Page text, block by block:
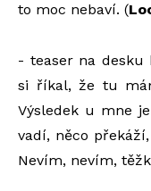
to moc nebaví. (
- teaser na desku
si říkal, že tu
Výsledek u mne
vadí, něco
Nevím, nevím,